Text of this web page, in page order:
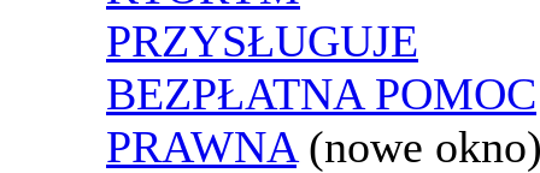
PRZYSŁUGUJE
BEZPŁATNA POMOC
PRAWNA (nowe